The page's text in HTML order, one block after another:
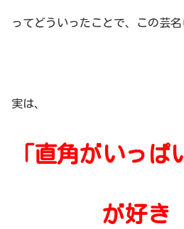
ってどういったことで、この芸
実は、
「直角がいっぱ
が好き